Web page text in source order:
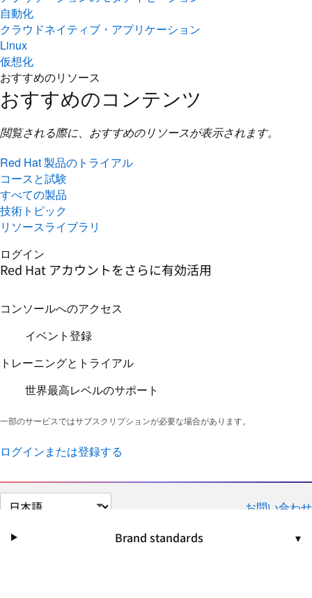
自動化
クラウドネイティブ・アプリケーション
Linux
仮想化
おすすめのリソース
おすすめのコンテンツ
閲覧される際に、おすすめのリソースが表示されます。
Red Hat 製品のトライアル
コースと試験
すべての製品
技術トピック
リソースライブラリ
ログイン
Red Hat アカウントをさらに有効活用
コンソールへのアクセス
イベント登録
トレーニングとトライアル
世界最高レベルのサポート
一部のサービスではサブスクリプションが必要な場合があります。
ログインまたは登録する
ペ
お問い合わせ
Brand standards ▾